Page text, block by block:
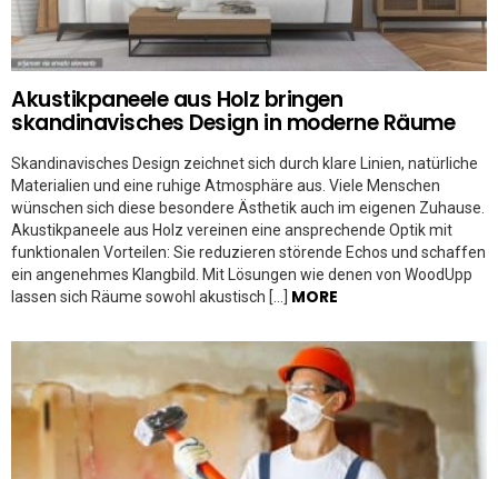
Akustikpaneele aus Holz bringen
skandinavisches Design in moderne Räume
Skandinavisches Design zeichnet sich durch klare Linien, natürliche
Materialien und eine ruhige Atmosphäre aus. Viele Menschen
wünschen sich diese besondere Ästhetik auch im eigenen Zuhause.
Akustikpaneele aus Holz vereinen eine ansprechende Optik mit
funktionalen Vorteilen: Sie reduzieren störende Echos und schaffen
ein angenehmes Klangbild. Mit Lösungen wie denen von WoodUpp
lassen sich Räume sowohl akustisch […] MORE